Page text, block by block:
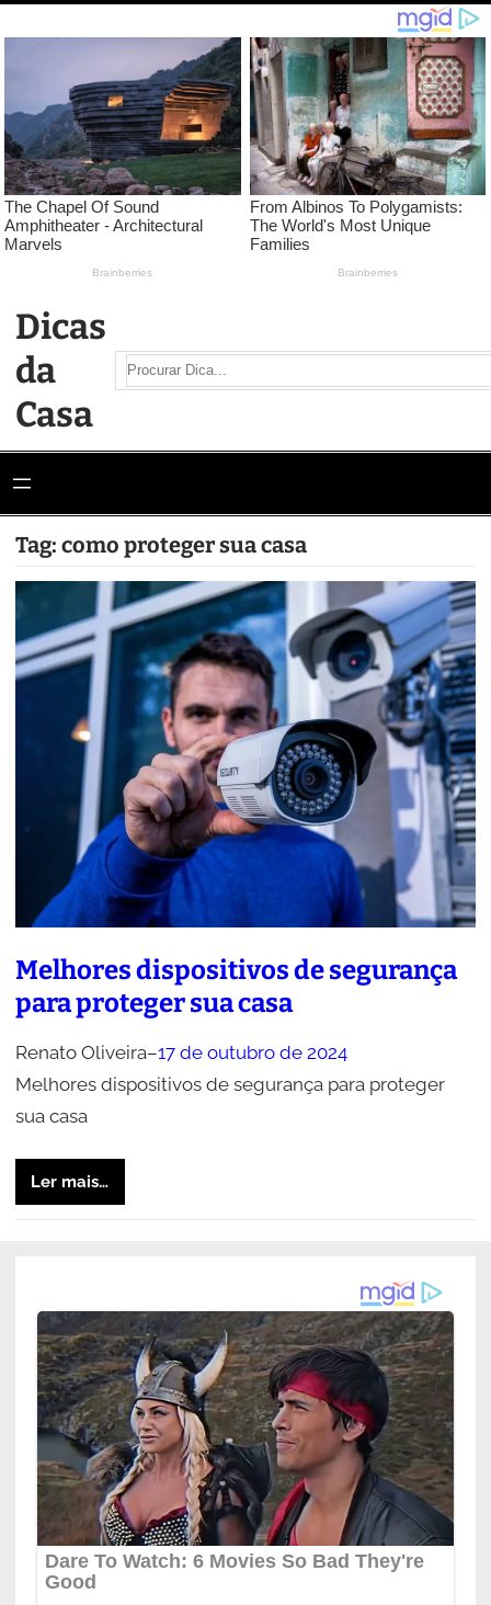
conteúdo
Dicas
da
Casa
Search
Tag: como proteger sua casa
Melhores dispositivos de segurança
para proteger sua casa
Renato Oliveira–17 de outubro de 2024
Melhores dispositivos de segurança para proteger
sua casa
Ler mais…